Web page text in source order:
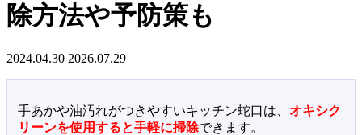
除方法や予防策も
2024.04.30 2026.07.29
手あかや油汚れがつきやすいキッチン蛇口は、 オキシク
リーンを使用すると手軽に掃除できます。